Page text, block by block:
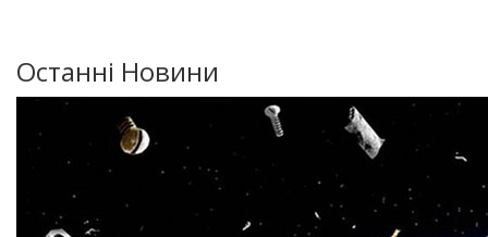
Останні Новини